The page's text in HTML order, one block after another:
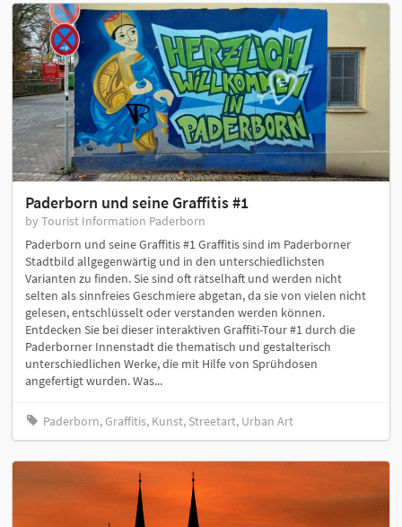
Paderborn und seine Graffitis #1
by Tourist Information Paderborn
Paderborn und seine Graffitis #1 Graffitis sind im Paderborner
Stadtbild allgegenwärtig und in den unterschiedlichsten
Varianten zu finden. Sie sind oft rätselhaft und werden nicht
selten als sinnfreies Geschmiere abgetan, da sie von vielen nicht
gelesen, entschlüsselt oder verstanden werden können.
Entdecken Sie bei dieser interaktiven Graffiti-Tour #1 durch die
Paderborner Innenstadt die thematisch und gestalterisch
unterschiedlichen Werke, die mit Hilfe von Sprühdosen
angefertigt wurden. Was...
Paderborn, Graffitis, Kunst, Streetart, Urban Art